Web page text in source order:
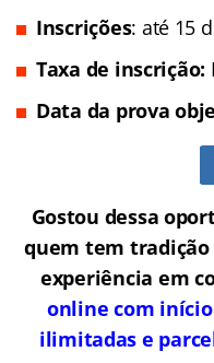
Inscrições: até 15
Taxa de inscrição:
Data da prova
Gostou dessa
quem tem tradição
experiência em
online com
ilimitadas e